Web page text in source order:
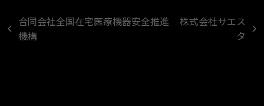
previous
合同会社全国在宅医療機器安全推進
機構
株式会社サエス
タ